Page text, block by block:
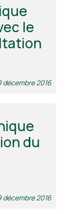
le
décembre 2016
du
décembre 2016